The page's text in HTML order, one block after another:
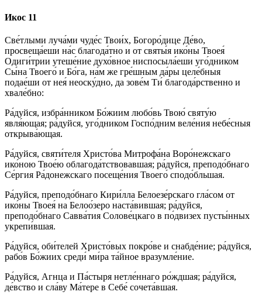
Икос 11
Све́тлыми луча́ми чуде́с Твои́х, Богоро́дице Де́во,
просвеща́еши на́с благода́тно и от святы́я ико́ны Твоея́
Одиги́трии утеше́ние духо́вное ниспосыла́еши уго́дником
Сы́на Твоего́ и Бо́га, на́м же гре́шным да́ры целе́бныя
подае́ши от нея́ неоску́дно, да зове́м Ти́ благода́рственно и
хвале́бно:
Ра́дуйся, избра́нником Бо́жиим любо́вь Твою́ святу́ю
явля́ющая; ра́дуйся, уго́дником Госпо́дним веле́ния небе́сныя
открыва́ющая.
Ра́дуйся, святи́теля Христо́ва Митрофа́на Воро́нежскаго
ико́ною Твое́ю облагода́тствовавшая; ра́дуйся, преподо́бнаго
Се́ргия Ра́донежскаго посеще́ния Твоего́ сподо́бльшая.
Ра́дуйся, преподо́бнаго Кири́лла Белоезе́рскаго гла́сом от
ико́ны Твоея́ на Белоо́зеро наста́вившая; ра́дуйся,
преподо́бнаго Савва́тия Солове́цкаго в по́двизех пусты́нных
укрепи́вшая.
Ра́дуйся, оби́телей Христо́вых покро́ве и снабде́ние; ра́дуйся,
рабо́в Бо́жиих среди́ ми́ра та́йное вразумле́ние.
Ра́дуйся, Агнца и Па́стыря нетле́ннаго ро́ждшая; ра́дуйся,
де́вство и сла́ву Ма́тере в Себе́ сочета́вшая.